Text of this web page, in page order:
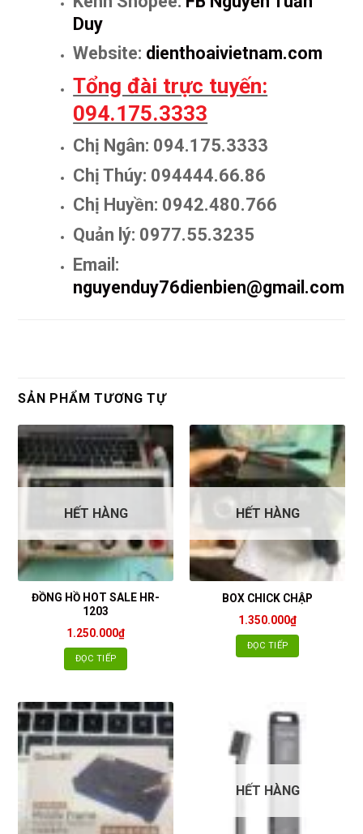
Duy
Website: dienthoaivietnam.com
Tổng đài trực tuyến:
094.175.3333
Chị Ngân: 094.175.3333
Chị Thúy: 094444.66.86
Chị Huyền: 0942.480.766
Quản lý: 0977.55.3235
Email:
nguyenduy76dienbien@gmail.com
SẢN PHẨM TƯƠNG TỰ
HẾT HÀNG
ĐỒNG HỒ HOT SALE HR-
1203
1.250.000₫
ĐỌC TIẾP
HẾT HÀNG
BOX CHICK CHẬP
1.350.000₫
ĐỌC TIẾP
HẾT HÀNG